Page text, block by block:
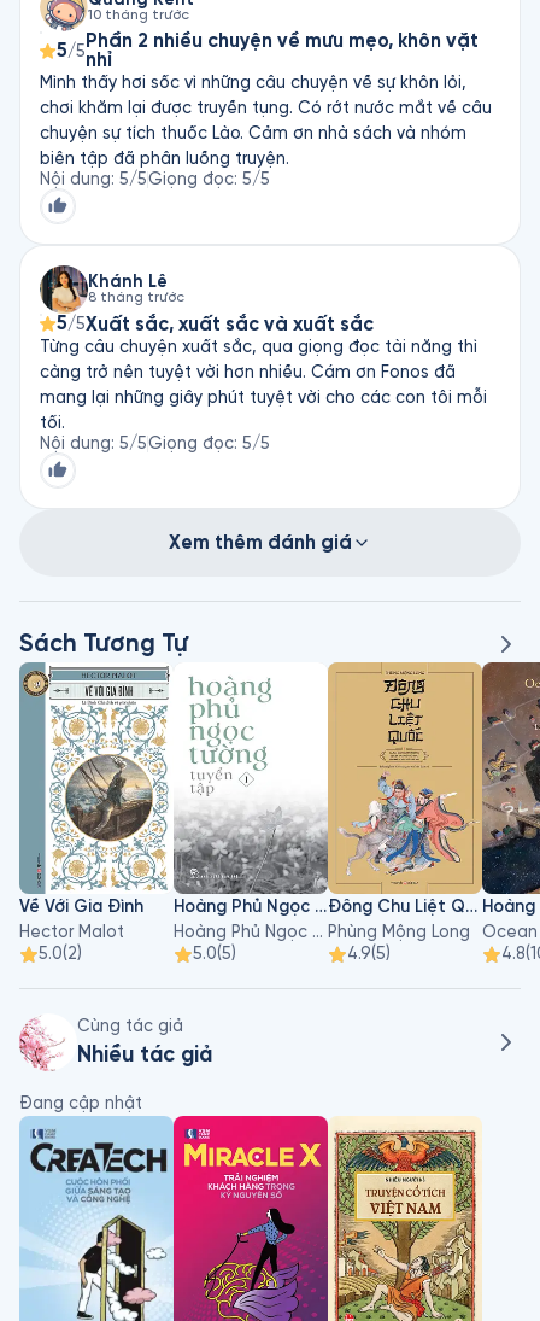
và tác giả, sách Fonos. Chúc các bạn nghe vui vẻ🥰❤️❤️
❤️❤️❤️
10 tháng trước
5/5 Phần 2 nhiều chuyện về mưu mẹo, khôn vặt
nhỉ
Mình thấy hơi sốc vì những câu chuyện về sự khôn lỏi,
chơi khăm lại được truyền tụng. Có rớt nước mắt về câu
chuyện sự tích thuốc Lào. Cảm ơn nhà sách và nhóm
biên tập đã phân luồng truyện.
Nội dung: 5/5Giọng đọc: 5/5
Khánh Lê
8 tháng trước
5/5Xuất sắc, xuất sắc và xuất sắc
Từng câu chuyện xuất sắc, qua giọng đọc tài năng thì
càng trở nên tuyệt vời hơn nhiều. Cám ơn Fonos đã
mang lại những giây phút tuyệt vời cho các con tôi mỗi
tối.
Nội dung: 5/5Giọng đọc: 5/5
Xem thêm đánh giá
Sách Tương Tự
Về Với Gia Đình
Hector Malot
5.0(2)
Hoàng Phủ Ngọc Tường - Tập 1
Hoàng Phủ Ngọc Tường
5.0(5)
Đông Chu Liệt Quốc - Tập 3
Phùng Mộng Long
4.9(5)
Ocean
4.8(
Cùng tác giả
Nhiều tác giả
Đang cập nhật